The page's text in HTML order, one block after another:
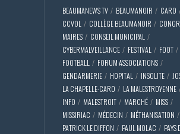
BEAUMANEWS TV BEAUMANOIR
CARO
CCVOL
COLLÈGE BEAUMANOIR
MAIRES
CONSEIL MUNICIPAL
CYBERMALVEILLANCE
FESTIVAL
FOOT
FOOTBALL
FORUM ASSOCIATIONS
GENDARMERIE
HOPITAL INSOLITE
LA CHAPELLE-CARO
LA MALESTROYENNE
INFO
MALESTROIT MARCHÉ
MISS
MISSIRIAC
MÉDECIN
MÉTHANISATION
PATRICK LE DIFFON
PAUL MOLAC
PAYS